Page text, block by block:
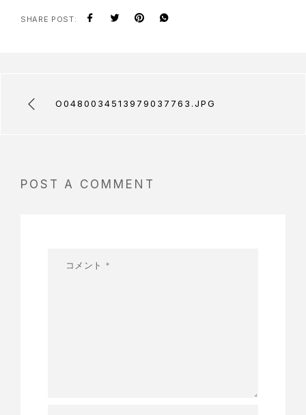
SHARE POST:
O0480034513979037763.JPG
POST A COMMENT